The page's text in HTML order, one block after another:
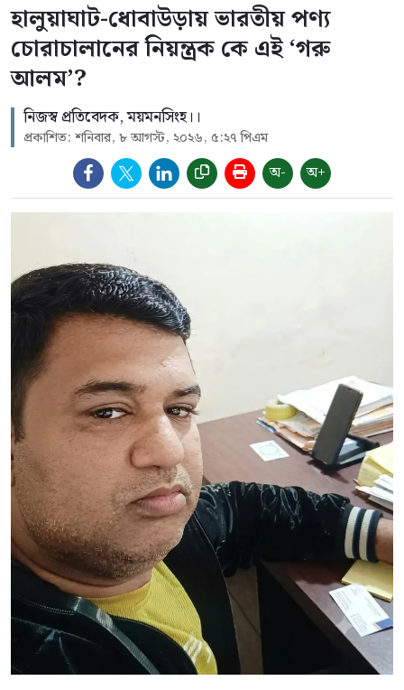
হালুয়াঘাট-ধোবাউড়ায় ভারতীয় পণ্য
চোরাচালানের নিয়ন্ত্রক কে এই ‘গরু
আলম’?
নিজস্ব প্রতিবেদক, ময়মনসিংহ।।
প্রকাশিত: শনিবার, ৮ আগস্ট, ২০২৬, ৫:২৭ পিএম
অ- অ+